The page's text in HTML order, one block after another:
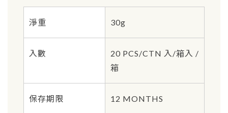
淨重 30g
入數
20 PCS/CTN 入/箱入 /
箱
保存期限 12 MONTHS